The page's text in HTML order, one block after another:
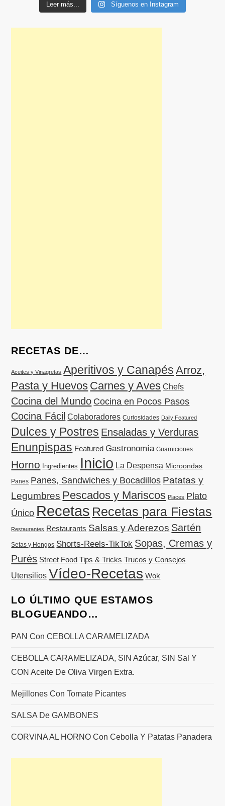
Leer más... Síguenos en Instagram
RECETAS DE…
Aceites y Vinagretas Aperitivos y Canapés Arroz,
Pasta y Huevos Carnes y Aves Chefs
Cocina del Mundo Cocina en Pocos Pasos
Cocina Fácil Colaboradores Curiosidades Daily Featured
Dulces y Postres Ensaladas y Verduras
Enunpispas Featured Gastronomía Guarniciones
Horno Ingredientes Inicio La Despensa Microondas
Panes Panes, Sandwiches y Bocadillos Patatas y
Legumbres Pescados y Mariscos Places Plato
Único Recetas Recetas para Fiestas
Restaurantes Restaurants Salsas y Aderezos Sartén
Setas y Hongos Shorts-Reels-TikTok Sopas, Cremas y
Purés Street Food Tips & Tricks Trucos y Consejos
Utensilios Vídeo-Recetas Wok
LO ÚLTIMO QUE ESTAMOS
BLOGUEANDO…
PAN Con CEBOLLA CARAMELIZADA
CEBOLLA CARAMELIZADA, SIN Azúcar, SIN Sal Y
CON Aceite De Oliva Virgen Extra.
Mejillones Con Tomate Picantes
SALSA De GAMBONES
CORVINA AL HORNO Con Cebolla Y Patatas Panadera